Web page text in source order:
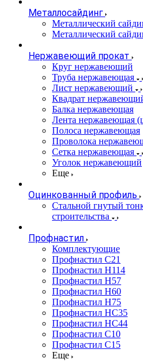
Металлосайдинг
Металлический
Металлический
Нержавеющий прокат
Круг нержавеющий
Труба нержавеющая
Лист нержавеющий
Квадрат
Балка нержавеющая
Лента нержавеющая
Полоса нержавеющая
Проволока
Сетка нержавеющая
Уголок нержавеющий
Еще
Оцинкованный профиль
Стальной гнутый
строительства
Профнастил
Комплектующие
Профнастил C21
Профнастил Н114
Профнастил Н57
Профнастил Н60
Профнастил Н75
Профнастил НС35
Профнастил НС44
Профнастил С10
Профнастил С15
Еще